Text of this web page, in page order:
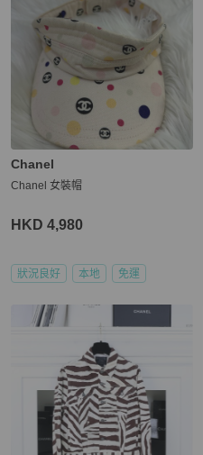
Chanel
Chanel 女裝帽
HKD 4,980
狀況良好 本地 免運